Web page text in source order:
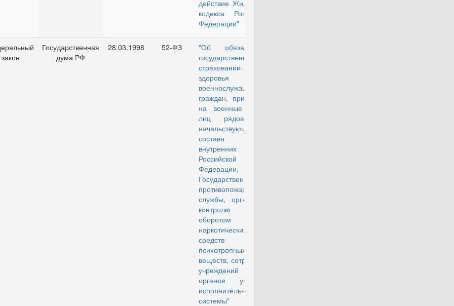
действие Жилищного
кодекса Российской
Федерации"
закон
Государственная
дума РФ
28.03.1998 52-ФЗ
"Об обязательном
государственном
страховании жизни и
здоровья
военнослужащих,
граждан, призванных
на военные сборы,
лиц рядового и
начальствующего
состава органов
внутренних дел
Российской
Федерации,
Государственной
противопожарной
службы, органов по
контролю за
оборотом
наркотических
средств и
психотропных
веществ, сотрудников
учреждений и
органов уголовно-
исполнительной
системы"